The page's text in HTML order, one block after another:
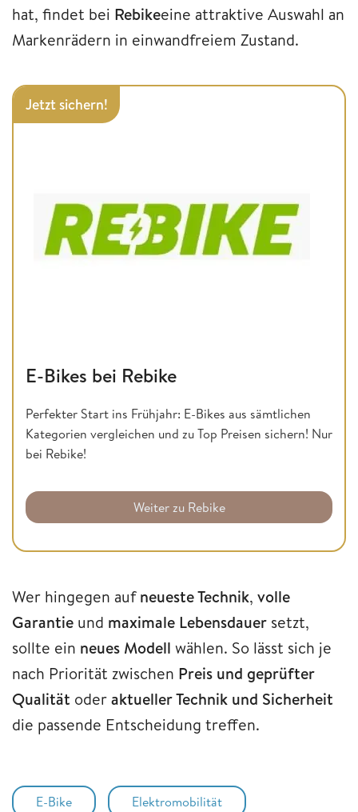
hat, findet bei Rebikeeine attraktive Auswahl an
Markenrädern in einwandfreiem Zustand.
Jetzt sichern!
E-Bikes bei Rebike
Perfekter Start ins Frühjahr: E-Bikes aus sämtlichen
Kategorien vergleichen und zu Top Preisen sichern! Nur
bei Rebike!
Weiter zu Rebike
Wer hingegen aufneueste Technik, volle
Garantie und maximale Lebensdauer setzt,
sollte ein neues Modell wählen. So lässt sich je
nach Priorität zwischen Preis und geprüfter
Qualität oderaktueller Technik und Sicherheit
die passende Entscheidung treffen.
E-Bike Elektromobilität